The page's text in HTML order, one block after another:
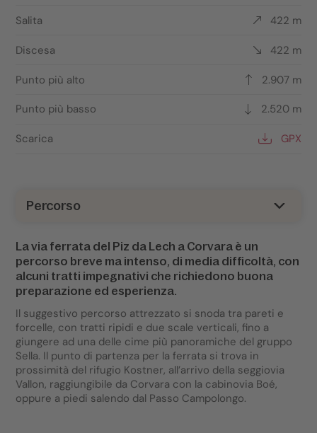
Percorso
La via ferrata del Piz da Lech a Corvara è un
percorso breve ma intenso, di media difficoltà, con
alcuni tratti impegnativi che richiedono buona
preparazione ed esperienza.
Il suggestivo percorso attrezzato si snoda tra pareti e
forcelle, con tratti ripidi e due scale verticali, fino a
giungere ad una delle cime più panoramiche del gruppo
Sella. Il punto di partenza per la ferrata si trova in
prossimità del rifugio Kostner, all’arrivo della seggiovia
Vallon, raggiungibile da Corvara con la cabinovia Boé,
oppure a piedi salendo dal Passo Campolongo.
Salita 422 m
Discesa 422 m
Punto più alto 2.907 m
Punto più basso 2.520 m
Scarica GPX